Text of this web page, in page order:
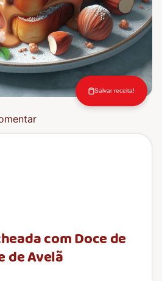
Salvar receita!
com Doce de
de Avelã